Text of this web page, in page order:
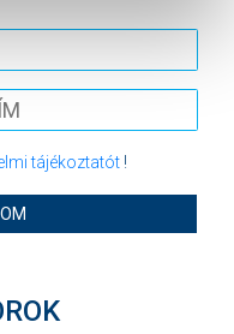
tájékoztatót!